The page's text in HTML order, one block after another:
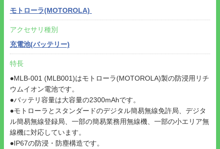
モトローラ(MOTOROLA)
アクセサリ種別
充電池(バッテリー)
特長
●MLB-001 (MLB001)はモトローラ(MOTOROLA)製の防浸用リチ
ウムイオン電池です。
●バッテリ容量は大容量の2300mAhです。
●モトローラとスタンダードのデジタル簡易無線免許局、デジタ
ル簡易無線登録局、一部の簡易業務用無線機、一部の小エリア無
線機に対応しています。
●IP67の防浸・防塵構造です。